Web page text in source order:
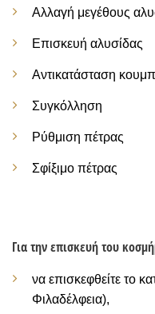
Αλλαγή μεγέθους
Επισκευή αλυσίδας
Αντικατάσταση
Συγκόλληση
Ρύθμιση πέτρας
Σφίξιμο πέτρας
Για την επισκευή του
να επισκεφθείτε το
Φιλαδέλφεια),